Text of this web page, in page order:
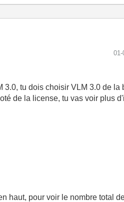
‎01-
tu dois choisir VLM 3.0 de la
de la license, tu vas voir plus
haut, pour voir le nombre total